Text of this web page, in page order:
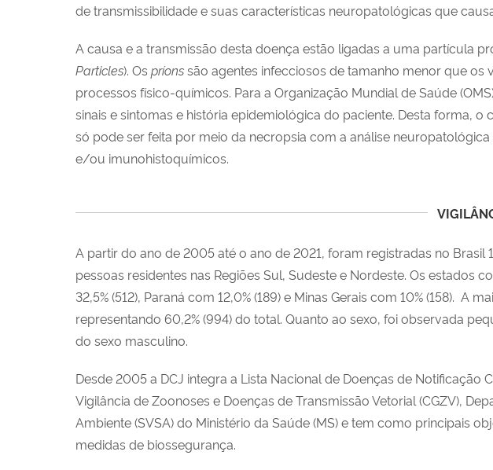
de transmissibilidade e suas características neuropatológicas que
A causa e a transmissão desta doença estão ligadas a uma partícula
Particles). Os príonssão agentes infecciosos de tamanho menor que os
processos físico-químicos. Para a Organização Mundial de Saúde
sinais e sintomas e história epidemiológica do paciente. Desta forma,
só pode ser feita por meio da necropsia com a análise
e/ou imunohistoquímicos.
A partir do ano de 2005 até o ano de 2021, foram registradas no
pessoas residentes nas Regiões Sul, Sudeste e Nordeste. Os
32,5% (512), Paraná com 12,0% (189) e Minas Gerais com 10% (158).
representando 60,2% (994) do total. Quanto ao sexo, foi observada
do sexo masculino.
Desde 2005 a DCJ integra a Lista Nacional de Doenças de
Vigilância de Zoonoses e Doenças de Transmissão Vetorial (CGZV),
Ambiente (SVSA) do Ministério da Saúde (MS) e tem como principais
medidas de biossegurança.